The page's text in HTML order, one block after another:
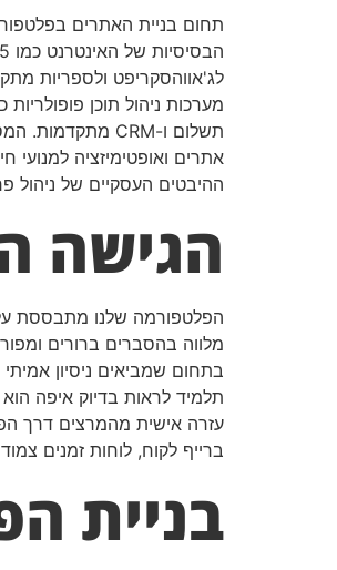
תחום בניית האתרים
אתרים ואופטימיזציה
ההיבטים העסקיים של ניהול
הגישה
הפלטפורמה שלנו מתבססת
מלווה בהסברים ברורים
בתחום שמביאים ניסיון
תלמיד לראות בדיוק איפה
עזרה אישית מהמרצים דרך
ברייף לקוח, לוחות זמנים
בניית